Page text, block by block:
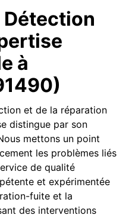
Détection
à
et de la réparation
distingue par son
mettons un point
les problèmes liés
de qualité
et expérimentée
fuite et la
des interventions